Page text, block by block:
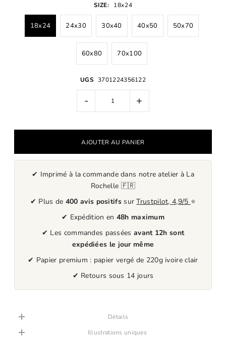
SIZE:
18x24
18x24 24x30 30x40 40x50 50x70
60x80 70x100
UGS 3701224356122
- +
✔ Imprimé à la commande dans notre atelier à La
Rochelle 🇫🇷
✔ Plus de 400 avis positifssurTrustpilot, 4,9/5 ⭐
✔ Expédition en 48h maximum
✔ Les commandes passées avant 12h sont
expédiées le jour même
✔ Papier premium : papier vergé de 220g ivoire clair
✔ Retours sous 14 jours
Détails
Illustrations uniques